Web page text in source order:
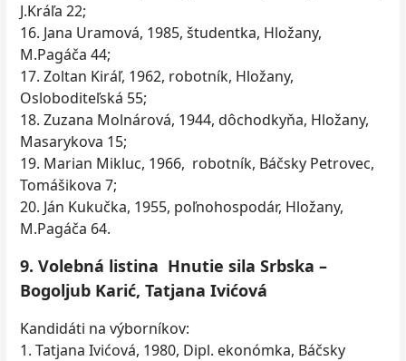
J.Kráľa 22;
16. Jana Uramová, 1985, študentka, Hložany,
M.Pagáča 44;
17. Zoltan Kiráľ, 1962, robotník, Hložany,
Osloboditeľská 55;
18. Zuzana Molnárová, 1944, dôchodkyňa, Hložany,
Masarykova 15;
19. Marian Mikluc, 1966, robotník, Báčsky Petrovec,
Tomášikova 7;
20. Ján Kukučka, 1955, poľnohospodár, Hložany,
M.Pagáča 64.
9. Volebná listina Hnutie sila Srbska –
Bogoljub Karić, Tatjana Ivićová
Kandidáti na výborníkov:
1. Tatjana Ivićová, 1980, Dipl. ekonómka, Báčsky